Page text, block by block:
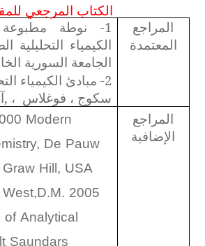
الكتاب المرجعي
المراجع
المعتمدة
1- نوطة
الكيمياء التحليلية
الجامعة السورية
2- مبادئ الكيمياء
سكوج ، فوغلاس ،
المراجع
الإضافية
Modern
De Pauw
Hill, USA
2005
Analytical